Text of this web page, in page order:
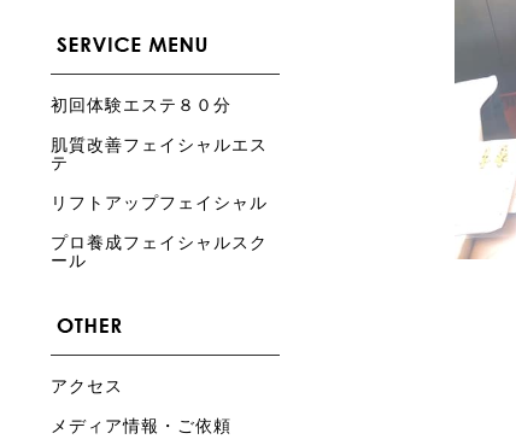
初回体験エステ８０分
肌質改善フェイシャルエス
テ
リフトアップフェイシャル
プロ養成フェイシャルスク
ール
アクセス
メディア情報・ご依頼